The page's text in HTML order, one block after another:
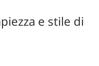
e stile di